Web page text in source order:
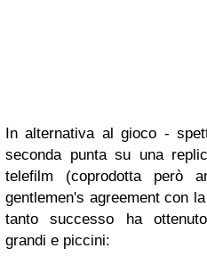
In alternativa al gioco -
seconda punta su una
telefilm (coprodotta però
gentlemen's agreementcon la
tanto successo ha
grandi e piccini: